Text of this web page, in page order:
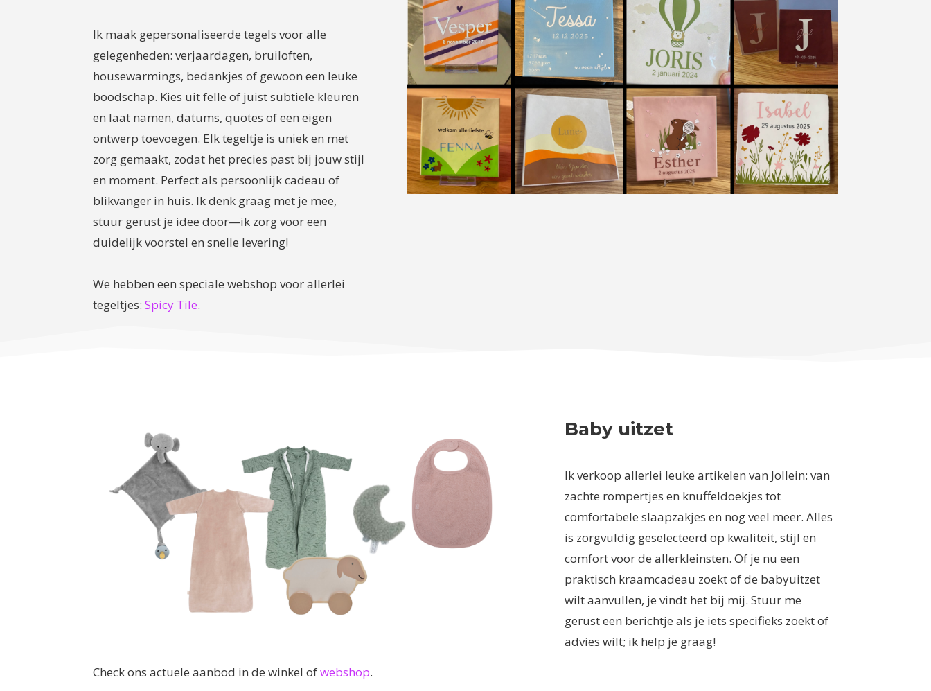
Ik maak gepersonaliseerde tegels voor alle
gelegenheden: verjaardagen, bruiloften,
housewarmings, bedankjes of gewoon een leuke
boodschap. Kies uit felle of juist subtiele kleuren
en laat namen, datums, quotes of een eigen
ontwerp toevoegen. Elk tegeltje is uniek en met
zorg gemaakt, zodat het precies past bij jouw stijl
en moment. Perfect als persoonlijk cadeau of
blikvanger in huis. Ik denk graag met je mee,
stuur gerust je idee door—ik zorg voor een
duidelijk voorstel en snelle levering!
We hebben een speciale webshop voor allerlei
tegeltjes:Spicy Tile.
Check ons actuele aanbod in de winkel ofwebshop.
Baby uitzet
Ik verkoop allerlei leuke artikelen van Jollein: van
zachte rompertjes en knuffeldoekjes tot
comfortabele slaapzakjes en nog veel meer. Alles
is zorgvuldig geselecteerd op kwaliteit, stijl en
comfort voor de allerkleinsten. Of je nu een
praktisch kraamcadeau zoekt of de babyuitzet
wilt aanvullen, je vindt het bij mij. Stuur me
gerust een berichtje als je iets specifieks zoekt of
advies wilt; ik help je graag!